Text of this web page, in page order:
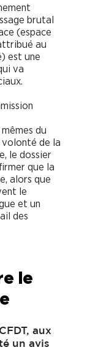
brutal
(espace
au
est une
va
du
volonté de la
le dossier
que la
alors que
le
et un
des
le
aux
un avis